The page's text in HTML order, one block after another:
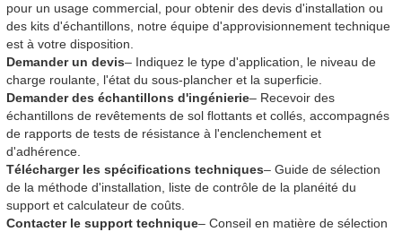
pour un usage commercial, pour obtenir des devis d'installation ou
des kits d'échantillons, notre équipe d'approvisionnement technique
est à votre disposition.
Demander un devis– Indiquez le type d'application, le niveau de
charge roulante, l'état du sous-plancher et la superficie.
Demander des échantillons d'ingénierie– Recevoir des
échantillons de revêtements de sol flottants et collés, accompagnés
de rapports de tests de résistance à l'enclenchement et
d'adhérence.
Télécharger les spécifications techniques– Guide de sélection
de la méthode d'installation, liste de contrôle de la planéité du
support et calculateur de coûts.
Contacter le support technique– Conseil en matière de sélection